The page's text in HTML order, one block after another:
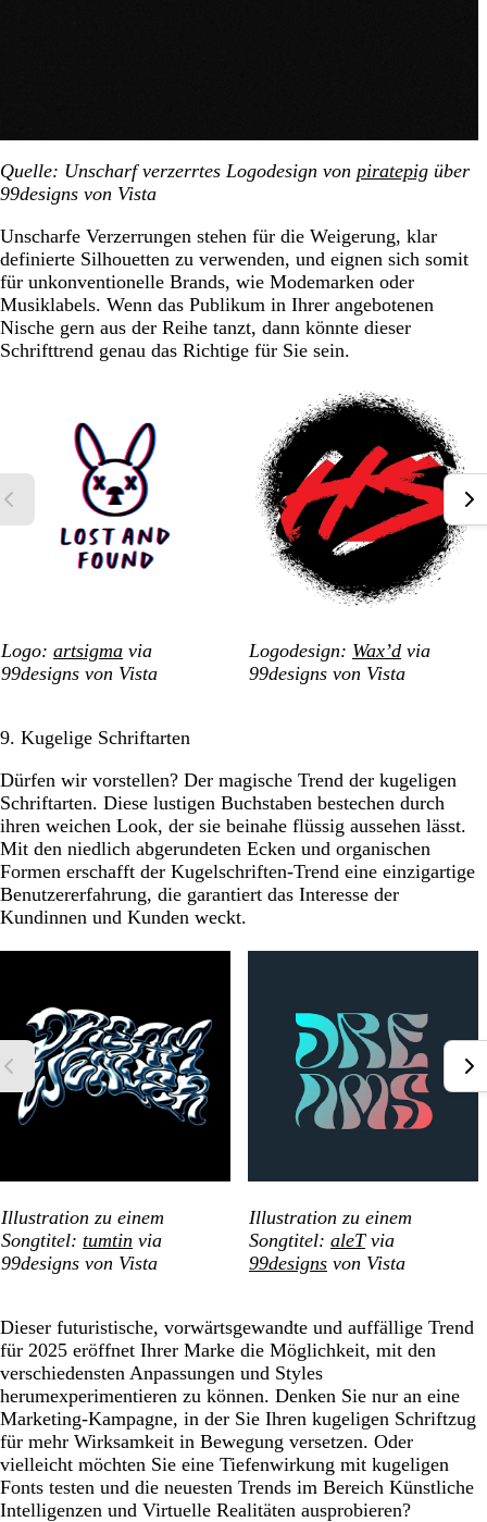
Quelle: Unscharf verzerrtes Logodesign von piratepig über
99designs von Vista
Unscharfe Verzerrungen stehen für die Weigerung, klar
definierte Silhouetten zu verwenden, und eignen sich somit
für unkonventionelle Brands, wie Modemarken oder
Musiklabels. Wenn das Publikum in Ihrer angebotenen
Nische gern aus der Reihe tanzt, dann könnte dieser
Schrifttrend genau das Richtige für Sie sein.
Logo: artsigma via
99designs von Vista
Logodesign: Wax’d via
99designs von Vista
9. Kugelige Schriftarten
Dürfen wir vorstellen? Der magische Trend der kugeligen
Schriftarten. Diese lustigen Buchstaben bestechen durch
ihren weichen Look, der sie beinahe flüssig aussehen lässt.
Mit den niedlich abgerundeten Ecken und organischen
Formen erschafft der Kugelschriften-Trend eine einzigartige
Benutzererfahrung, die garantiert das Interesse der
Kundinnen und Kunden weckt.
Illustration zu einem
Songtitel: tumtin via
99designs von Vista
Illustration zu einem
Songtitel: aleTvia
99designs von Vista
Dieser futuristische, vorwärtsgewandte und auffällige Trend
für 2025 eröffnet Ihrer Marke die Möglichkeit, mit den
verschiedensten Anpassungen und Styles
herumexperimentieren zu können. Denken Sie nur an eine
Marketing-Kampagne, in der Sie Ihren kugeligen Schriftzug
für mehr Wirksamkeit in Bewegung versetzen. Oder
vielleicht möchten Sie eine Tiefenwirkung mit kugeligen
Fonts testen und die neuesten Trends im Bereich Künstliche
Intelligenzen und Virtuelle Realitäten ausprobieren?